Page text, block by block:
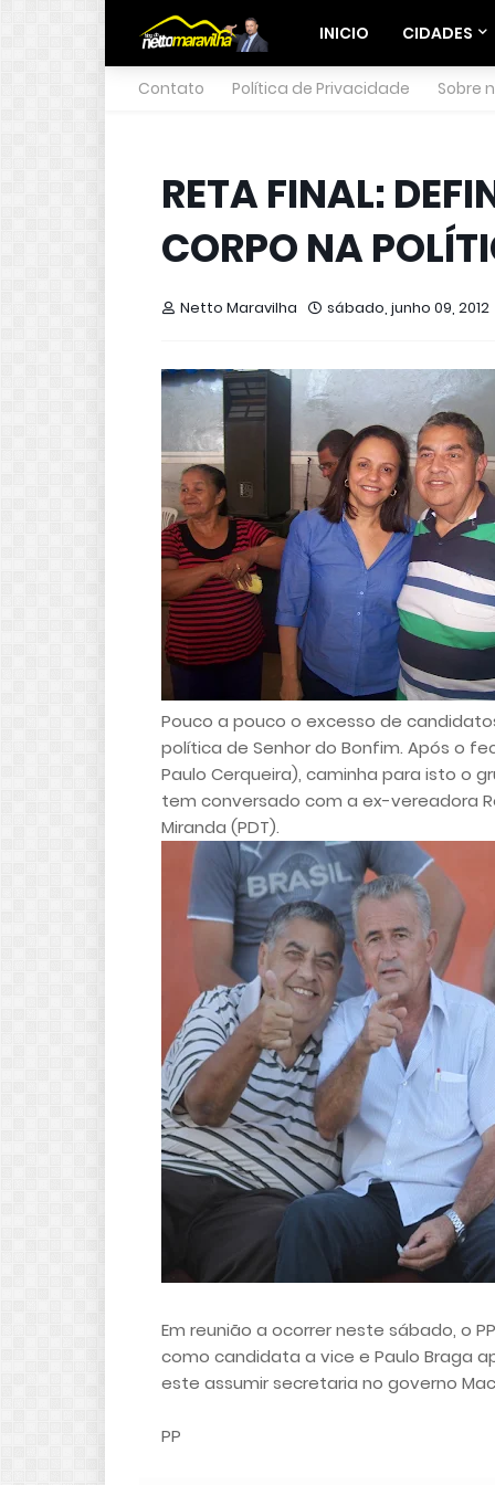
INICIO CIDADES
Contato Política de Privacidade Sobre
RETA FINAL:
CORPO NA
Netto Maravilha sábado, junho 09, 2012
Pouco a pouco o excesso de
política de Senhor do Bonfim. Após o
Paulo Cerqueira), caminha para isto o
tem conversado com a ex-vereadora
Miranda (PDT).
Em reunião a ocorrer neste sábado, o
como candidata a vice e Paulo Braga
este assumir secretaria no governo
PP